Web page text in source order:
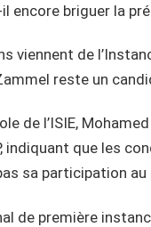
il encore briguer la
viennent de
reste un
de l’ISIE,
indiquant que les
sa participation
de première